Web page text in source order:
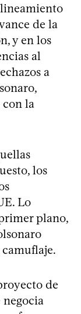
de la
y en los
al
a
con la
los
Lo
plano,
de